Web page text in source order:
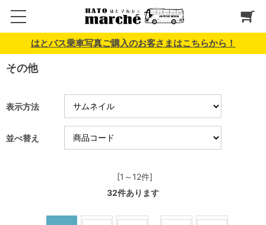
はとバス乗車写真ご購入のお客さまはこちらから！
その他
表示方法
並べ替え
[1～12件]
32件あります